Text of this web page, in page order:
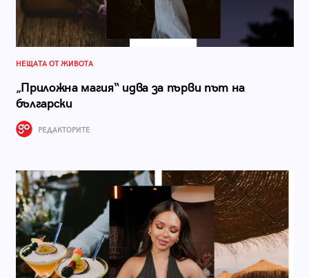
НЕЩАТА ОТ ЖИВОТА
„Приложна магия“ идва за първи път на
български
РЕДАКТОРИТЕ